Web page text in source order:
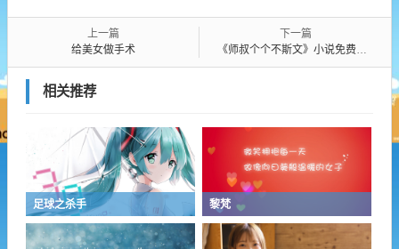
上一篇
给美女做手术
下一篇
《师叔个个不斯文》小说免费阅读「下拉观看」- 全集阅读
相关推荐
足球之杀手 黎梵